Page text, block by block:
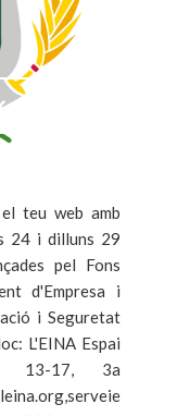
teu web amb
24 i dilluns 29
pel Fons
d'Empresa i
i Seguretat
L'EINA Espai
13-17, 3a